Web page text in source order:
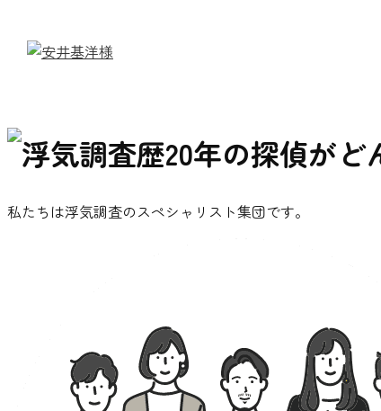
私たちは浮気調査のスペシャリスト集団です。